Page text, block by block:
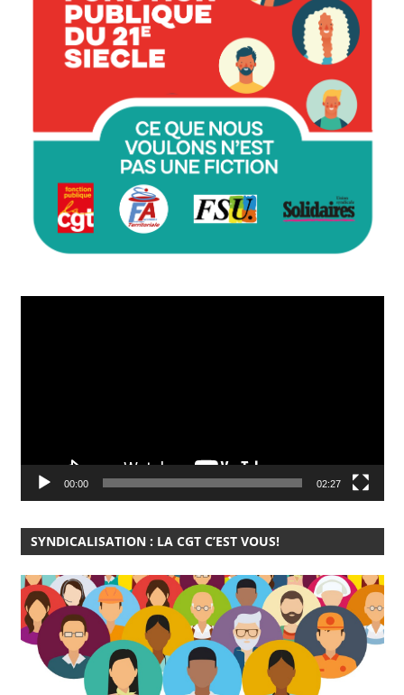
00:00 02:27
SYNDICALISATION : LA CGT C’EST VOUS!